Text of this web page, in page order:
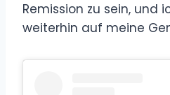
Remission zu sein, und
weiterhin auf meine